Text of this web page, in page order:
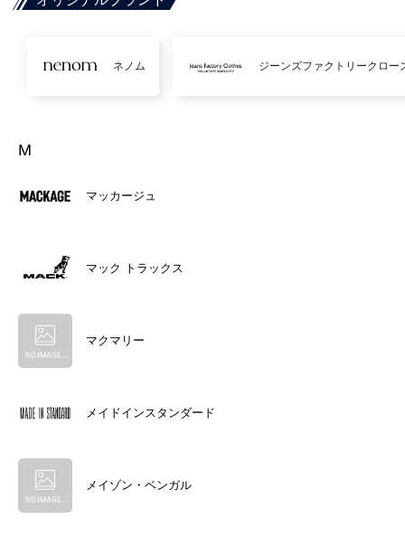
ネノム ジーンズファクトリークロー
M
マッカージュ
マック トラックス
マクマリー
メイドインスタンダード
メイゾン・ベンガル